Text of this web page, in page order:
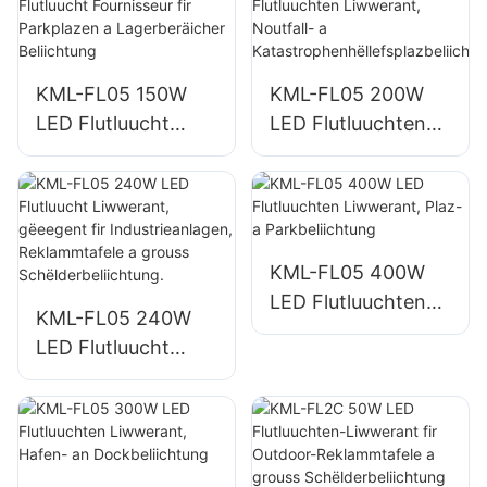
Gebaifassaden an
Open-Right-
Baustellenbeliichtu
ng
KML-FL05 150W
LED Flutluucht
Fournisseur fir
Parkplazen a
Lagerberäicher
Beliichtung
KML-FL05 200W
LED Flutluuchten
Liwwerant,
Noutfall- a
Katastrophenhëllef
splazbeliichtung
KML-FL05 240W
LED Flutluucht
Liwwerant,
gëeegent fir
Industrieanlagen,
Reklammtafele a
KML-FL05 400W
LED Flutluuchten
Liwwerant, Plaz- a